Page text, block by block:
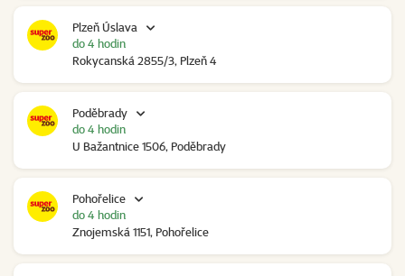
Plzeň Úslava
Rokycanská 2855/3, Plzeň 4
do 4 hodin
Poděbrady
U Bažantnice 1506, Poděbrady
do 4 hodin
Pohořelice
Znojemská 1151, Pohořelice
do 4 hodin